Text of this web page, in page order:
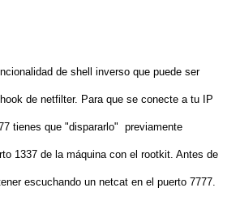
de shell inverso que puede ser
de netfilter. Para que se conecte a tu IP
tienes que "dispararlo" previamente
1337 de la máquina con el rootkit. Antes de
escuchando un netcat en el puerto 7777.